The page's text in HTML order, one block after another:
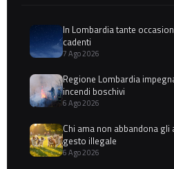
In Lombardia tante
cadenti
7 Ago 2026
Regione Lombardia
incendi boschivi
6 Ago 2026
Chi ama non abbandona
gesto illegale
6 Ago 2026